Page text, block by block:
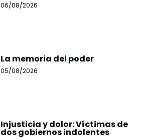
06/08/2026
La memoria del poder
05/08/2026
Injusticia y dolor: Víctimas de
dos gobiernos indolentes